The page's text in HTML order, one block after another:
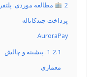
مطالعه موردی: پلتفرم
پرداخت چندکاناله
AuroraPay
2.1
1. پیشینه و چالش
معماری